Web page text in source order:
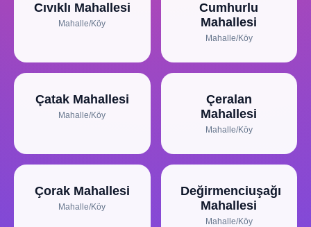
Cıvıklı Mahallesi
Mahalle/Köy
Cumhurlu
Mahallesi
Mahalle/Köy
Çatak Mahallesi
Mahalle/Köy
Çeralan
Mahallesi
Mahalle/Köy
Çorak Mahallesi
Mahalle/Köy
Değirmenciuşağı
Mahallesi
Mahalle/Köy